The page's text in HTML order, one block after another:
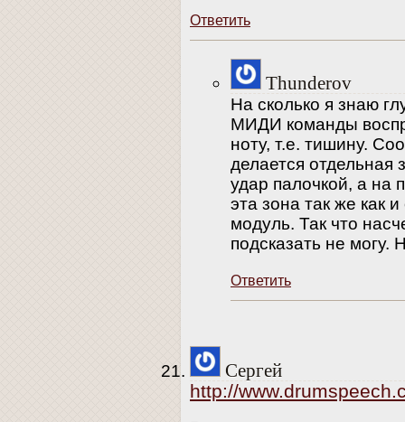
Ответить
Thunderov
На сколько я знаю
МИДИ команды
ноту, т.е. тишину.
делается
удар палочкой, а на
эта зона так же как
модуль. Так что
подсказать не
Ответить
Сергей
http://